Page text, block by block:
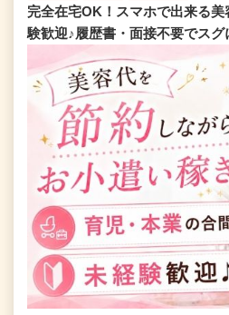
完全在宅OK！スマホで出来る
験歓迎♪履歴書・面接不要でス